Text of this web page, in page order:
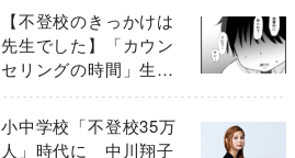
【不登校のきっかけは
先生でした】「カウン
セリングの時間」生徒
の情報をバラしたの
は…《第２話》
小中学校「不登校35万
人」時代に 中川翔子